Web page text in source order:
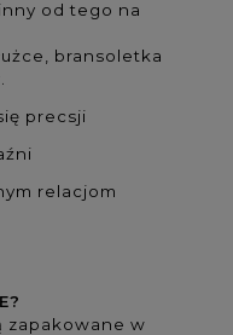
od tego na
bransoletka
precsji
relacjom
zapakowane w